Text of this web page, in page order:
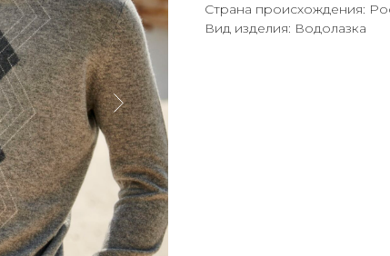
Страна происхождения:
Вид изделия: Водолазка